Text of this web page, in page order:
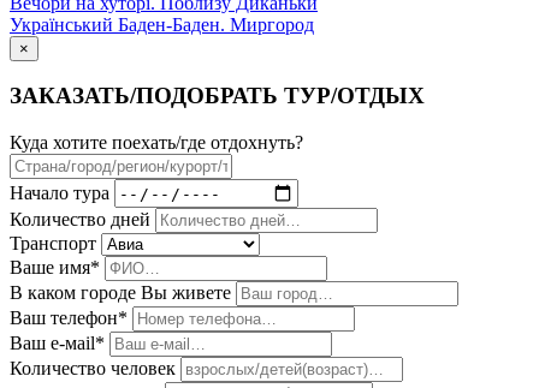
Український Баден-Баден. Миргород
×
ЗАКАЗАТЬ/ПОДОБРАТЬ ТУР/ОТДЫХ
Куда хотите поехать/где отдохнуть?
Начало тура
Количество дней
Транспорт
Ваше имя*
В каком городе Вы живете
Ваш телефон*
Ваш е-мail*
Количество человек